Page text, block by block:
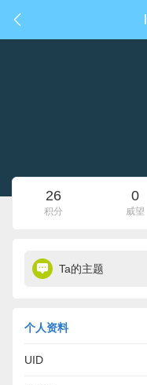
26
积分
0
威望
Ta的主题
个人资料
UID